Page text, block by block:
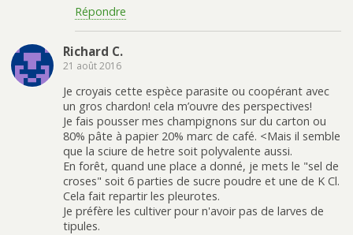
Répondre
Richard C.
21 août 2016
Je croyais cette espèce parasite ou coopérant avec
un gros chardon! cela m’ouvre des perspectives!
Je fais pousser mes champignons sur du carton ou
80% pâte à papier 20% marc de café. <Mais il semble
que la sciure de hetre soit polyvalente aussi.
En forêt, quand une place a donné, je mets le "sel de
croses" soit 6 parties de sucre poudre et une de K Cl.
Cela fait repartir les pleurotes.
Je préfère les cultiver pour n'avoir pas de larves de
tipules.